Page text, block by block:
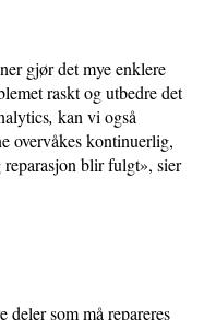
gjør det mye enklere
raskt og utbedre det
,kan vi også
overvåkes kontinuerlig,
blir fulgt», sier
som må repareres